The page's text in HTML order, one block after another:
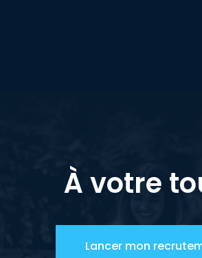
À votre
Lancer mon